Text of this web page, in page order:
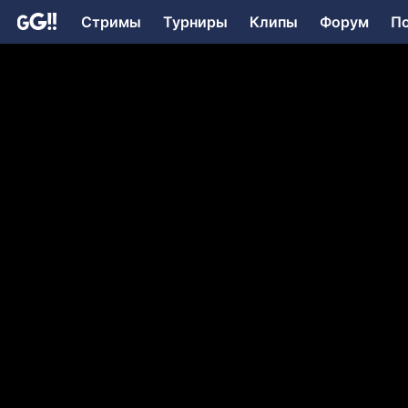
Стримы Турниры Клипы Форум